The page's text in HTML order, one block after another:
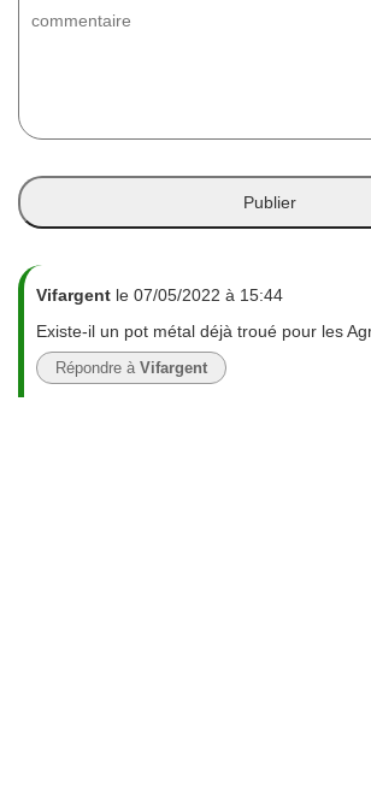
Vifargent le 07/05/2022 à 15:44
Existe-il un pot métal déjà troué pour les
Répondre à Vifargent